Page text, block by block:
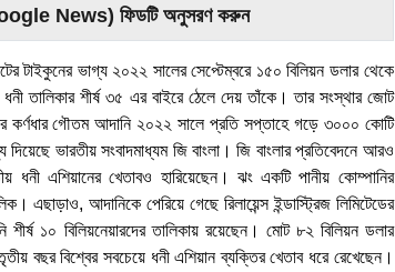
News) ফিডটি অনুসরণ করুন
টাইকুনের ভাগ্য ২০২২ সালের সেপ্টেম্বরে ১৫০ বিলিয়ন ডলার থেকে
তালিকার শীর্ষ ৩৫ এর বাইরে ঠেলে দেয় তাঁকে। তার সংস্থার জোট
কর্ণধার গৌতম আদানি ২০২২ সালে প্রতি সপ্তাহে গড়ে ৩০০০ কোটি
ভারতীয় সংবাদমাধ্যম জি বাংলা। জি বাংলার প্রতিবেদনে আরও
ধনী এশিয়ানের খেতাবও হারিয়েছেন। ঝং একটি পানীয় কোম্পানির
এছাড়াও, আদানিকে পেরিয়ে গেছে রিলায়েন্স ইন্ডাস্ট্রিজ লিমিটেডের
১০ বিলিয়নেয়ারদের তালিকায় রয়েছেন। মোট ৮২ বিলিয়ন ডলার
বছর বিশ্বের সবচেয়ে ধনী এশিয়ান ব্যক্তির খেতাব ধরে রেখেছেন।